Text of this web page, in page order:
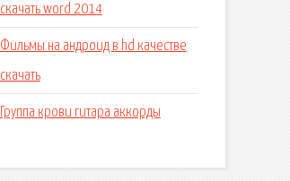
скачать word 2014
Фильмы на андроид в hd качестве
скачать
Группа крови гитара аккорды